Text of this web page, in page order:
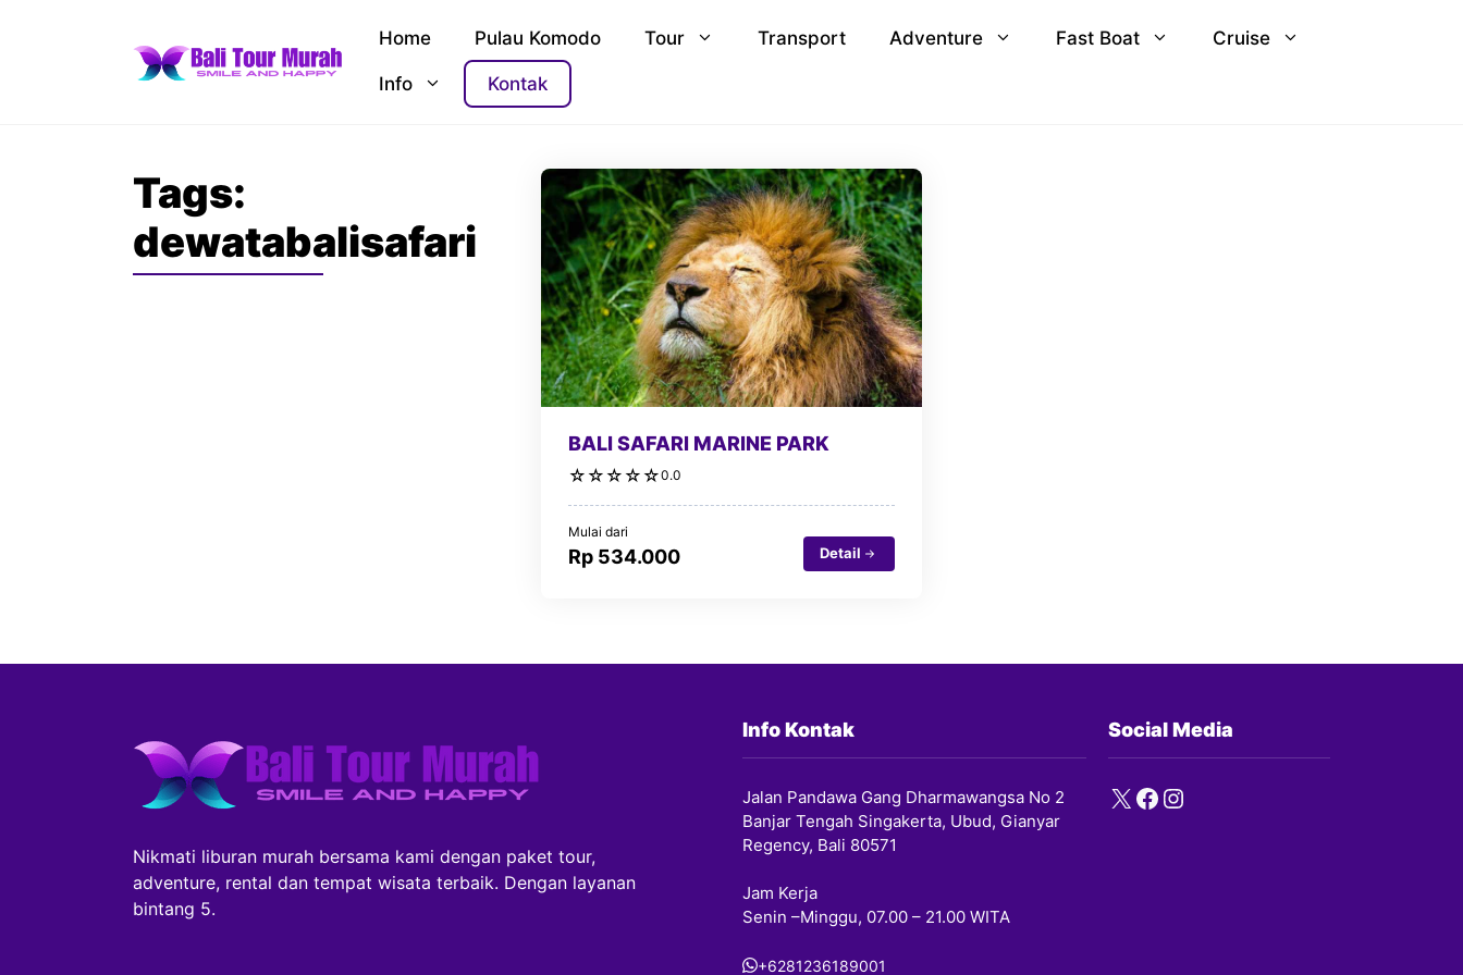
Home Pulau Komodo Tour Transport Adventure Fast Boat Cruise
Info Kontak
Tags:
dewatabalisafari
BALI SAFARI MARINE PARK
☆ ☆ ☆ ☆ ☆0.0
Mulai dari
Rp 534.000 Detail
Nikmati liburan murah bersama kami dengan paket tour,
adventure, rental dan tempat wisata terbaik. Dengan layanan
bintang 5.
Info Kontak
Jalan Pandawa Gang Dharmawangsa No 2
Banjar Tengah Singakerta, Ubud, Gianyar
Regency, Bali 80571
Jam Kerja
Senin –Minggu, 07.00 – 21.00 WITA
+6281236189001
Social Media
X Facebook
Instagram